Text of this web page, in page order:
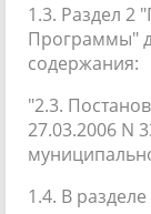
1.3. Раздел 2
Программы"
содержания:
"2.3.
27.03.2006 N
1.4. В